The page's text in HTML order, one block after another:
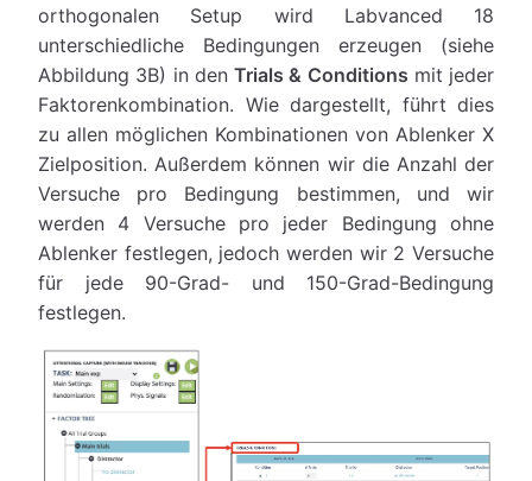
orthogonalen Setup wird Labvanced 18
unterschiedliche Bedingungen erzeugen (siehe
Abbildung 3B) in den Trials & Conditions mit jeder
Faktorenkombination. Wie dargestellt, führt dies
zu allen möglichen Kombinationen von Ablenker X
Zielposition. Außerdem können wir die Anzahl der
Versuche pro Bedingung bestimmen, und wir
werden 4 Versuche pro jeder Bedingung ohne
Ablenker festlegen, jedoch werden wir 2 Versuche
für jede 90-Grad- und 150-Grad-Bedingung
festlegen.